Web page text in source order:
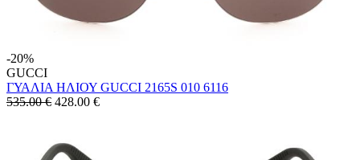
-20%
GUCCI
ΓΥΑΛΙΑ ΗΛΙΟΥ GUCCI 2165S 010 6116
535.00 € 428.00 €